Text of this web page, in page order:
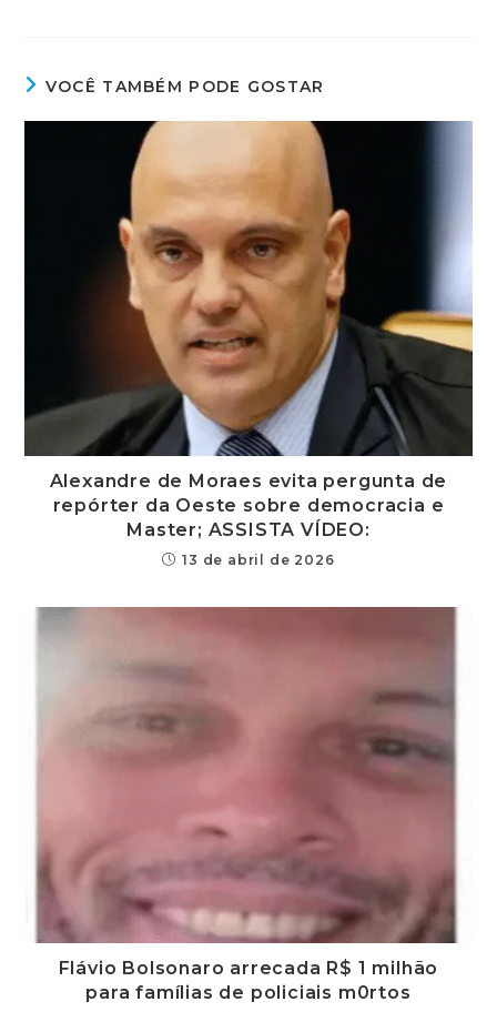
VOCÊ TAMBÉM PODE GOSTAR
Alexandre de Moraes evita pergunta de
repórter da Oeste sobre democracia e
Master; ASSISTA VÍDEO:
13 de abril de 2026
Flávio Bolsonaro arrecada R$ 1 milhão
para famílias de policiais m0rtos